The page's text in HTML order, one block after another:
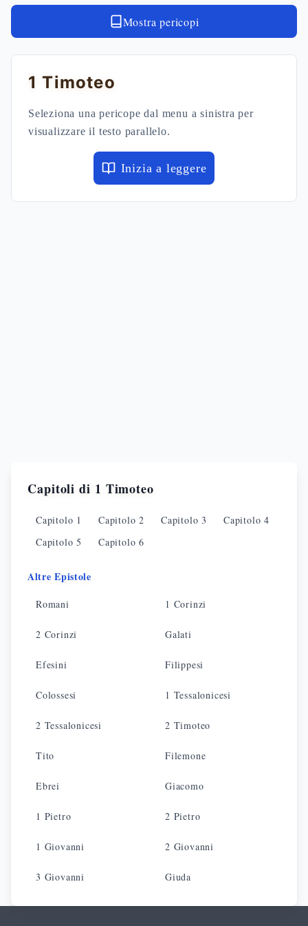
Mostra pericopi
1 Timoteo
Seleziona una pericope dal menu a sinistra per
visualizzare il testo parallelo.
Inizia a leggere
Capitoli di 1 Timoteo
Capitolo 1 Capitolo2 Capitolo3 Capitolo4
Capitolo5 Capitolo6
Altre Epistole
Romani 1 Corinzi
2 Corinzi Galati
Efesini Filippesi
Colossesi 1 Tessalonicesi
2 Tessalonicesi 2 Timoteo
Tito Filemone
Ebrei Giacomo
1 Pietro 2 Pietro
1 Giovanni 2 Giovanni
3 Giovanni Giuda